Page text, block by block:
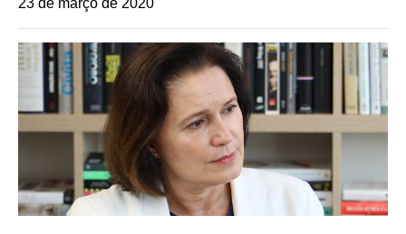
23 de março de 2020